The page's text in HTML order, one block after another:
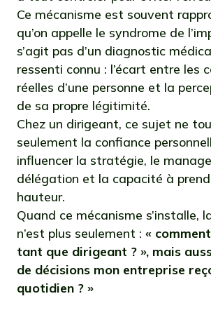
Ce mécanisme est souvent
qu’on appelle le syndrome de
s’agit pas d’un diagnostic
ressenti connu : l’écart entre les
réelles d’une personne et la
de sa propre légitimité.
Chez un dirigeant, ce sujet ne
seulement la confiance
influencer la stratégie, le
délégation et la capacité à
hauteur.
Quand ce mécanisme s’installe,
n’est plus seulement : «
tant que dirigeant ? », mais
de décisions mon entreprise
quotidien ? »